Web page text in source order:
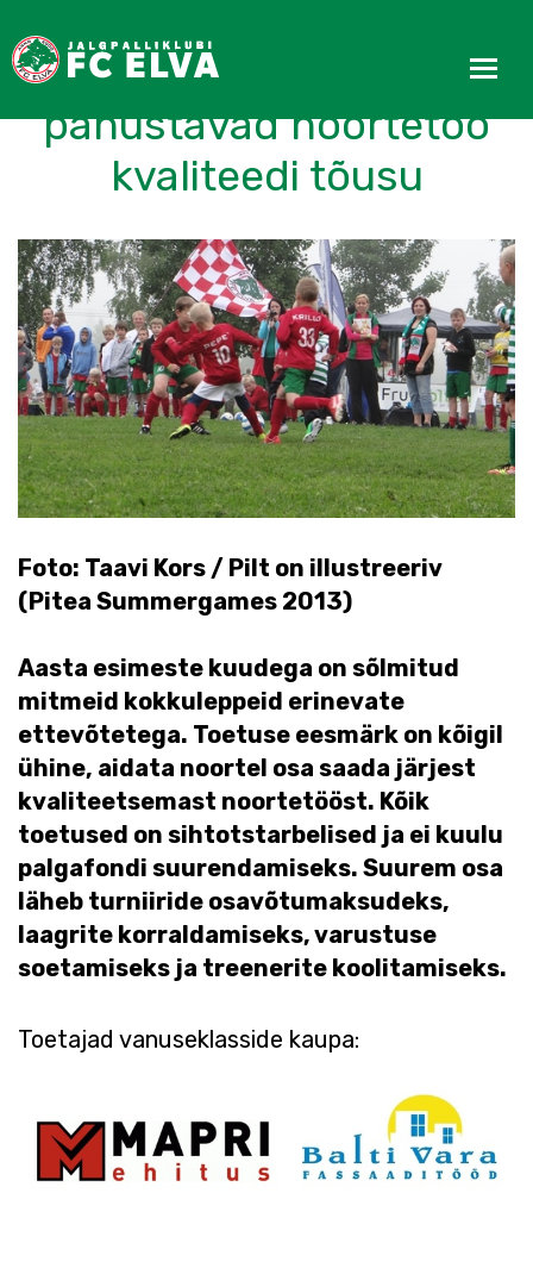
Mitmed toetajad
panustavad noortetöö
kvaliteedi tõusu
Foto: Taavi Kors / Pilt on illustreeriv
(Pitea Summergames 2013)
Aasta esimeste kuudega on sõlmitud
mitmeid kokkuleppeid erinevate
ettevõtetega. Toetuse eesmärk on kõigil
ühine, aidata noortel osa saada järjest
kvaliteetsemast noortetööst. Kõik
toetused on sihtotstarbelised ja ei kuulu
palgafondi suurendamiseks. Suurem osa
läheb turniiride osavõtumaksudeks,
laagrite korraldamiseks, varustuse
soetamiseks ja treenerite koolitamiseks.
Toetajad vanuseklasside kaupa: